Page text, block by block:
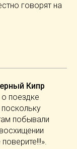
говорят на
Кипр
поездке
побывали